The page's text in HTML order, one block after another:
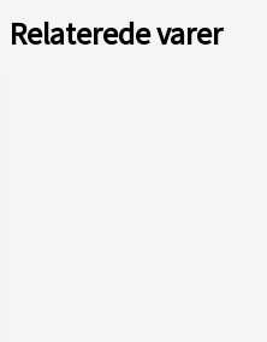
Relaterede varer